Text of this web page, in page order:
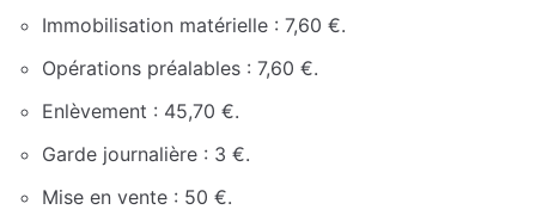
Immobilisation matérielle : 7,60 €.
Opérations préalables : 7,60 €.
Enlèvement : 45,70 €.
Garde journalière : 3 €.
Mise en vente : 50 €.